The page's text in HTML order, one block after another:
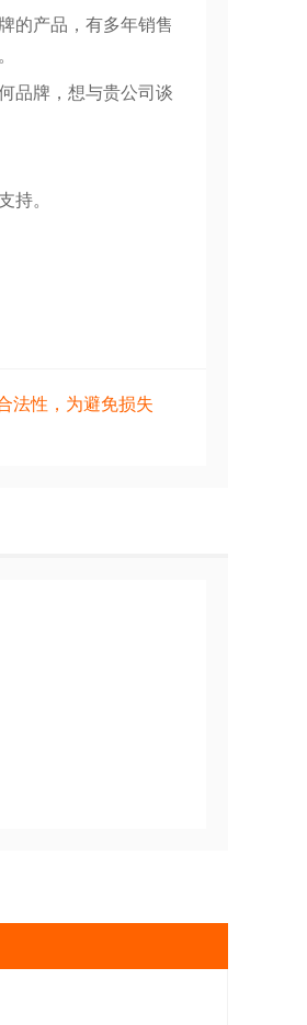
的产品，有多年销售
品牌，想与贵公司谈
持。
法性，为避免损失